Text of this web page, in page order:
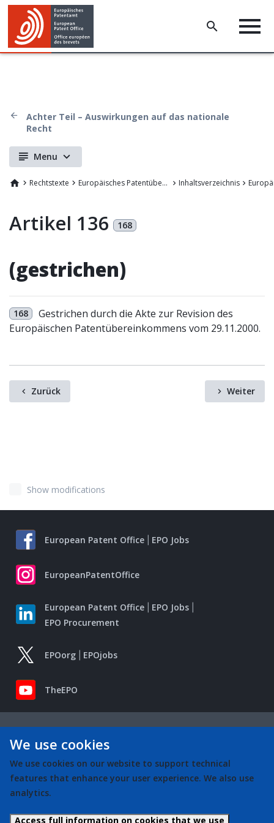
Achter Teil – Auswirkungen auf das nationale
Recht
Menu
Rechtstexte Europäisches Patentübereinkommen Inhaltsverzeichnis
Artikel 136 168
(gestrichen)
168
Gestrichen durch die Akte zur Revision des
Europäischen Patentübereinkommens vom 29.11.2000.
Zurück Weiter
Show modifications
European Patent Office EPO Jobs
EuropeanPatentOffice
European Patent Office
EPO Jobs
EPO Procurement
EPOorg EPOjobs
TheEPO
We use cookies
We use cookies on our website to support technical
features that enhance your user experience. We also use
analytics.
Access full information on cookies that we use